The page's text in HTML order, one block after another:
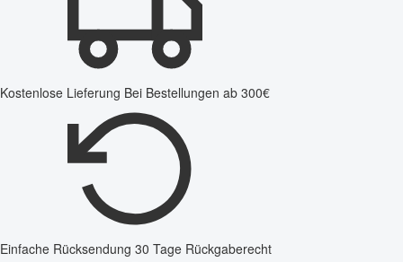
Kostenlose Lieferung Bei Bestellungen ab 300€
Einfache Rücksendung 30 Tage Rückgaberecht